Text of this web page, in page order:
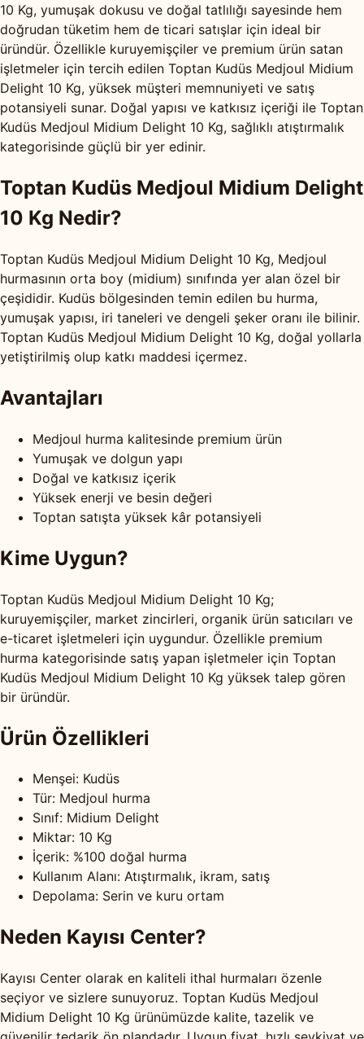
10 Kg, yumuşak dokusu ve doğal tatlılığı sayesinde hem
doğrudan tüketim hem de ticari satışlar için ideal bir
üründür. Özellikle kuruyemişçiler ve premium ürün satan
işletmeler için tercih edilen Toptan Kudüs Medjoul Midium
Delight 10 Kg, yüksek müşteri memnuniyeti ve satış
potansiyeli sunar. Doğal yapısı ve katkısız içeriği ile Toptan
Kudüs Medjoul Midium Delight 10 Kg, sağlıklı atıştırmalık
kategorisinde güçlü bir yer edinir.
Toptan Kudüs Medjoul Midium Delight
10 Kg Nedir?
Toptan Kudüs Medjoul Midium Delight 10 Kg, Medjoul
hurmasının orta boy (midium) sınıfında yer alan özel bir
çeşididir. Kudüs bölgesinden temin edilen bu hurma,
yumuşak yapısı, iri taneleri ve dengeli şeker oranı ile bilinir.
Toptan Kudüs Medjoul Midium Delight 10 Kg, doğal yollarla
yetiştirilmiş olup katkı maddesi içermez.
Avantajları
Medjoul hurma kalitesinde premium ürün
Yumuşak ve dolgun yapı
Doğal ve katkısız içerik
Yüksek enerji ve besin değeri
Toptan satışta yüksek kâr potansiyeli
Kime Uygun?
Toptan Kudüs Medjoul Midium Delight 10 Kg;
kuruyemişçiler, market zincirleri, organik ürün satıcıları ve
e-ticaret işletmeleri için uygundur. Özellikle premium
hurma kategorisinde satış yapan işletmeler için Toptan
Kudüs Medjoul Midium Delight 10 Kg yüksek talep gören
bir üründür.
Ürün Özellikleri
Menşei: Kudüs
Tür: Medjoul hurma
Sınıf: Midium Delight
Miktar: 10 Kg
İçerik: %100 doğal hurma
Kullanım Alanı: Atıştırmalık, ikram, satış
Depolama: Serin ve kuru ortam
Neden Kayısı Center?
Kayısı Center olarak en kaliteli ithal hurmaları özenle
seçiyor ve sizlere sunuyoruz. Toptan Kudüs Medjoul
Midium Delight 10 Kg ürünümüzde kalite, tazelik ve